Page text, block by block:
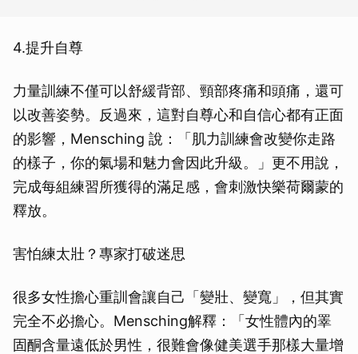
4.提升自尊
力量訓練不僅可以舒緩背部、頸部疼痛和頭痛，還可
以改善姿勢。反過來，這對自尊心和自信心都有正面
的影響，Mensching 說：「肌力訓練會改變你走路
的樣子，你的氣場和魅力會因此升級。」更不用說，
完成每組練習所獲得的滿足感，會刺激快樂荷爾蒙的
釋放。
害怕練太壯？專家打破迷思
很多女性擔心重訓會讓自己「變壯、變寬」，但其實
完全不必擔心。Mensching解釋：「女性體內的睪
固酮含量遠低於男性，很難會像健美選手那樣大量增